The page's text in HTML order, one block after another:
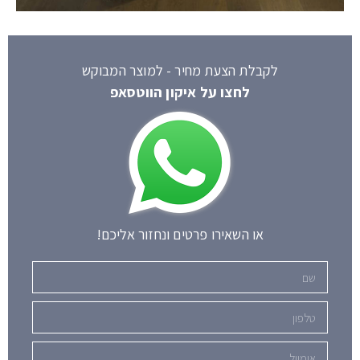
לקבלת הצעת מחיר - למוצר המבוקש
לחצו על איקון הווטסאפ
או השאירו פרטים ונחזור אליכם!
שם
טלפון